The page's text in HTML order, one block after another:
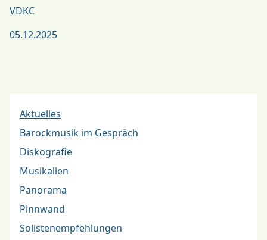
VDKC
05.12.2025
Aktuelles
Barockmusik im Gespräch
Diskografie
Musikalien
Panorama
Pinnwand
Solistenempfehlungen